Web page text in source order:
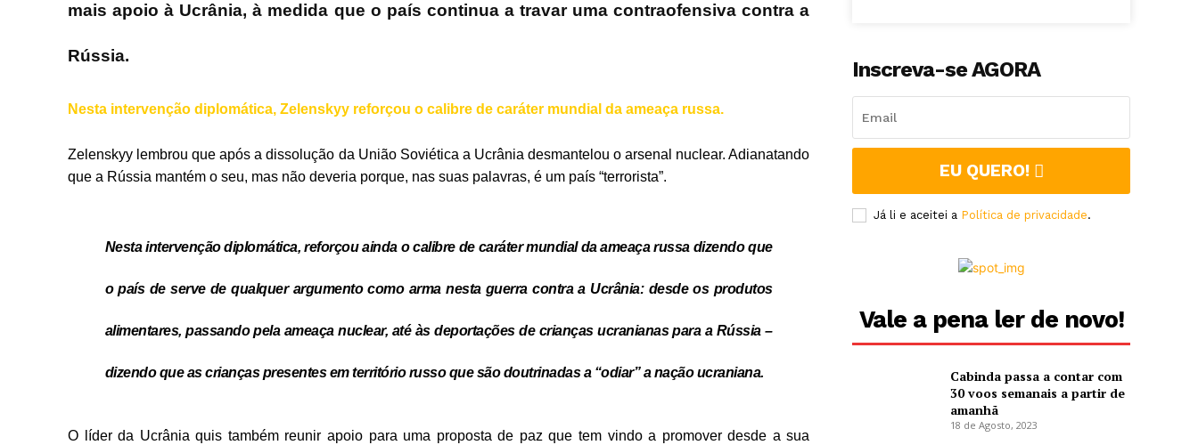
mais apoio à Ucrânia, à medida que o país continua a travar uma contraofensiva contra a
Rússia.
Nesta intervenção diplomática, Zelenskyy reforçou o calibre de caráter mundial da ameaça russa.
Zelenskyy lembrou que após a dissolução da União Soviética a Ucrânia desmantelou o arsenal nuclear. Adianatando
que a Rússia mantém o seu, mas não deveria porque, nas suas palavras, é um país “terrorista”.
Nesta intervenção diplomática, reforçou ainda o calibre de caráter mundial da ameaça russa dizendo que
o país de serve de qualquer argumento como arma nesta guerra contra a Ucrânia: desde os produtos
alimentares, passando pela ameaça nuclear, até às deportações de crianças ucranianas para a Rússia –
dizendo que as crianças presentes em território russo que são doutrinadas a “odiar” a nação ucraniana.
O líder da Ucrânia quis também reunir apoio para uma proposta de paz que tem vindo a promover desde a sua
Inscreva-se AGORA
EU QUERO!
Já li e aceitei a Política de privacidade.
Vale a pena ler de novo!
Cabinda passa a contar com
30 voos semanais a partir de
amanhã
18 de Agosto, 2023